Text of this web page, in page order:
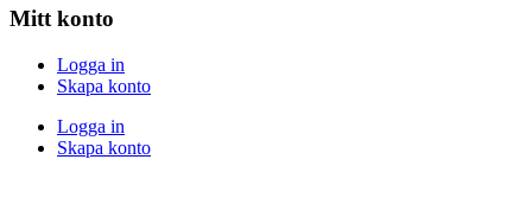
Mitt konto
Logga in
Skapa konto
Logga in
Skapa konto